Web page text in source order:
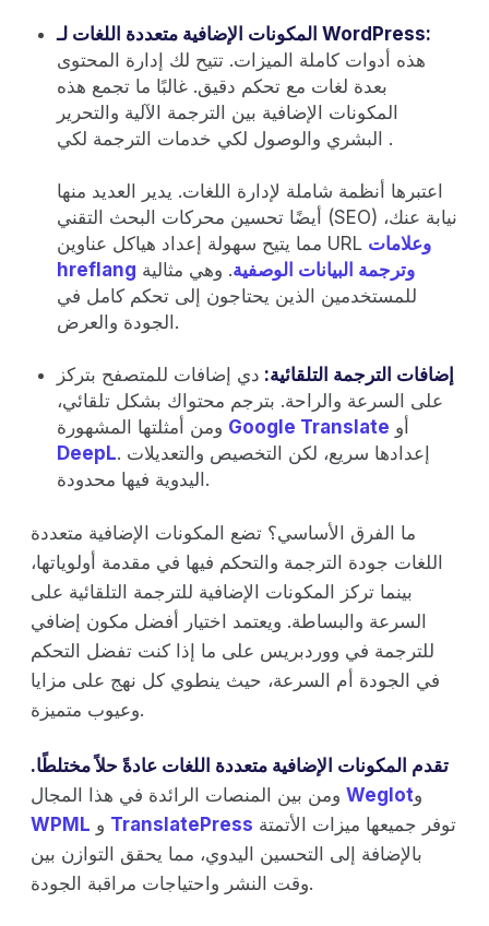
المكونات الإضافية متعددة اللغات لـ WordPress:
هذه أدوات كاملة الميزات. تتيح لك إدارة المحتوى
بعدة لغات مع تحكم دقيق. غالبًا ما تجمع هذه
المكونات الإضافية بين الترجمة الآلية والتحرير
البشري والوصول لكي خدمات الترجمة لكي .
اعتبرها أنظمة شاملة لإدارة اللغات. يدير العديد منها
أيضًا تحسين محركات البحث التقني (SEO) نيابة عنك،
مما يتيح سهولة إعداد هياكل عناوين URL وعلامات
hreflang
وترجمة البيانات الوصفية. وهي مثالية
للمستخدمين الذين يحتاجون إلى تحكم كامل في
الجودة والعرض.
إضافات الترجمة التلقائية: دي إضافات للمتصفح بتركز
على السرعة والراحة. بترجم محتواك بشكل تلقائي،
Google Translate أو
DeepL. إعدادها سريع، لكن التخصيص والتعديلات
اليدوية فيها محدودة.
ما الفرق الأساسي؟ تضع المكونات الإضافية متعددة
اللغات جودة الترجمة والتحكم فيها في مقدمة أولوياتها،
بينما تركز المكونات الإضافية للترجمة التلقائية على
السرعة والبساطة. ويعتمد اختيار أفضل مكون إضافي
للترجمة في ووردبريس على ما إذا كنت تفضل التحكم
في الجودة أم السرعة، حيث ينطوي كل نهج على مزايا
وعيوب متميزة.
تقدم المكونات الإضافية متعددة اللغات عادةً حلاً مختلطًا.
Weglotو
WPML
TranslatePress
بالإضافة إلى التحسين اليدوي، مما يحقق التوازن بين
وقت النشر واحتياجات مراقبة الجودة.